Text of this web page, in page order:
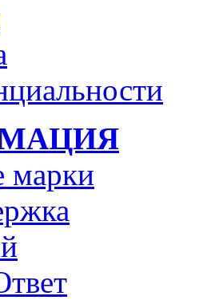
марки